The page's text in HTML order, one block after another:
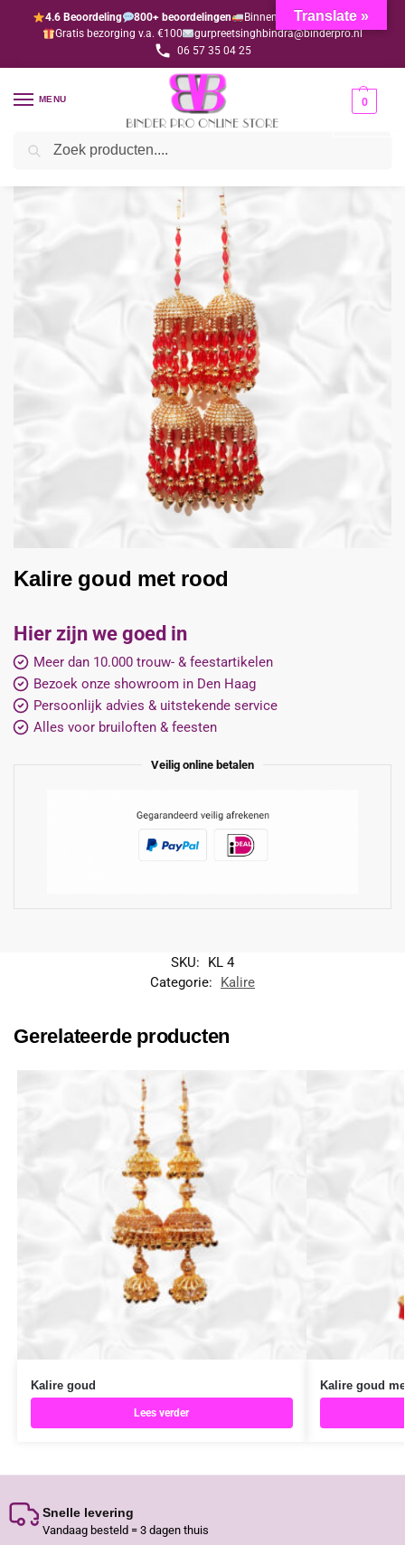
4.6 Beoordeling 800+ beoordelingen
Binnen 1-3 dagen geleverd
Gratis bezorging v.a. €100
gurpreetsinghbindra@binderpro.nl
06 57 35 04 25
MENU 0
Home Sieraden & Accessoires
Kalire goud met rood
Hier zijn we goed in
Meer dan 10.000 trouw- & feestartikelen
Bezoek onze showroom in Den Haag
Persoonlijk advies & uitstekende service
Alles voor bruiloften & feesten
Veilig online betalen
SKU:
KL 4
Categorie:
Kalire
Gerelateerde producten
Kalire goud
Lees verder
Kalire goud
Snelle levering
Vandaag besteld = 3 dagen thuis
Translate »